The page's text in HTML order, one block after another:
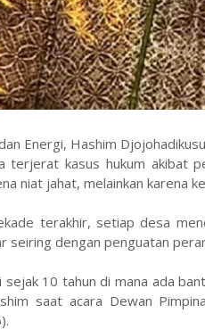
Energi, Hashim
kasus hukum akibat
niat jahat, melainkan karena
terakhir, setiap desa
seiring dengan penguatan
10 tahun di mana ada
saat acara Dewan